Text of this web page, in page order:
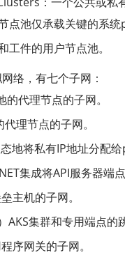
点池仅承载关键的系
件的用户节点池。
络，有七个子网：
代理节点的子网。
理节点的子网。
地将私有IP地址分配
集成将API服务器端
主机的子网。
集群和专用端点的
序网关的子网。